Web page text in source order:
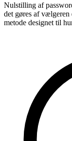
Nulstilling af
det gøres af
metode designet til